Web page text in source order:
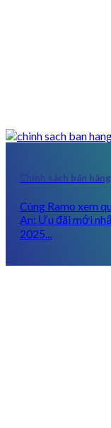
Chính sách bán
Cùng Ramo xem
An: Ưu đãi mới
2025...